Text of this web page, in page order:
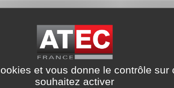
et vous donne le contrôle sur
souhaitez activer